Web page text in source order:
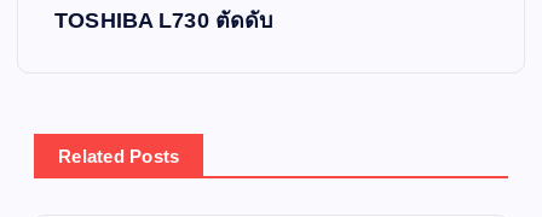
n
a
TOSHIBA L730 ตัดดับ
Related Posts